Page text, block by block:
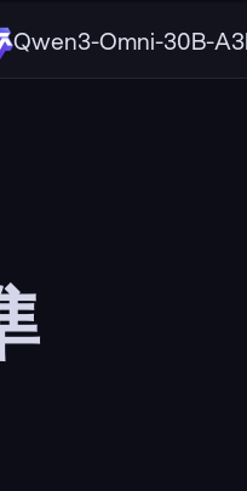
Qwen3-Omni-30B-